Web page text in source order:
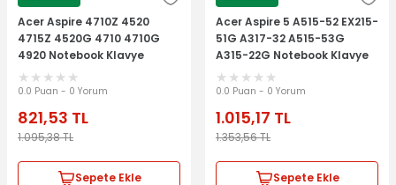
Acer Aspire 4710Z 4520
4715Z 4520G 4710 4710G
4920 Notebook Klavye
Laptop Tuş Takımı
0.0 Puan - 0 Yorum
821,53 TL
1.095,38TL
Sepete Ekle
Acer Aspire 5 A515-52 EX215-
51G A317-32 A515-53G
A315-22G Notebook Klavye
Laptop Tuş Takımı
0.0 Puan - 0 Yorum
1.015,17 TL
1.353,56TL
Sepete Ekle